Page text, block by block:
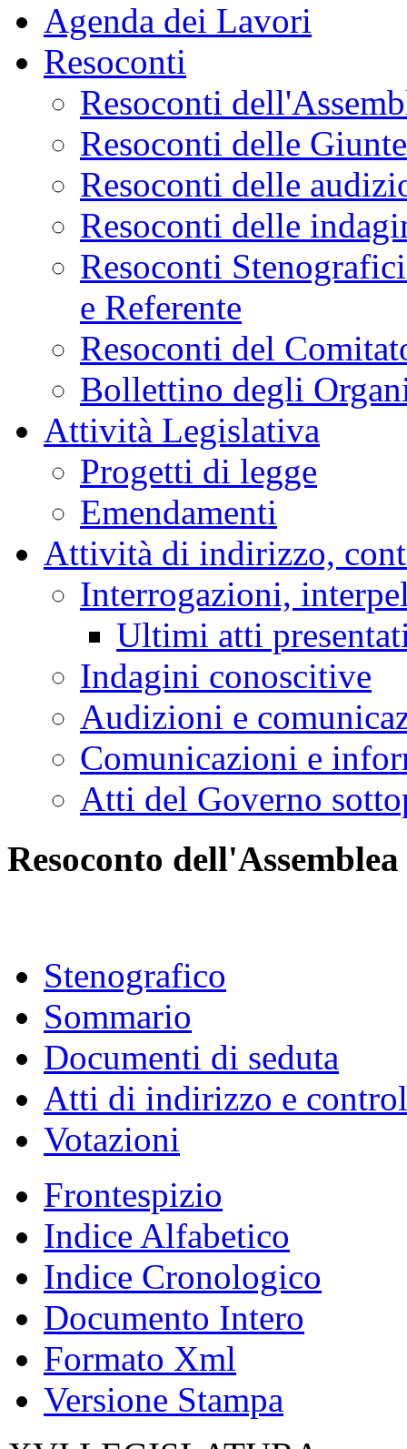
Agenda dei Lavori
Resoconti
Resoconti
Resoconti delle
Resoconti delle
Resoconti delle
Resoconti
e Referente
Resoconti del
Bollettino degli
Attività Legislativa
Progetti di legge
Emendamenti
Attività di indirizzo,
Interrogazioni,
Ultimi atti
Indagini conoscitive
Audizioni e
Comunicazioni e
Atti del Governo
Resoconto dell'Assemblea
Stenografico
Sommario
Documenti di seduta
Atti di indirizzo e
Votazioni
Frontespizio
Indice Alfabetico
Indice Cronologico
Documento Intero
Formato Xml
Versione Stampa